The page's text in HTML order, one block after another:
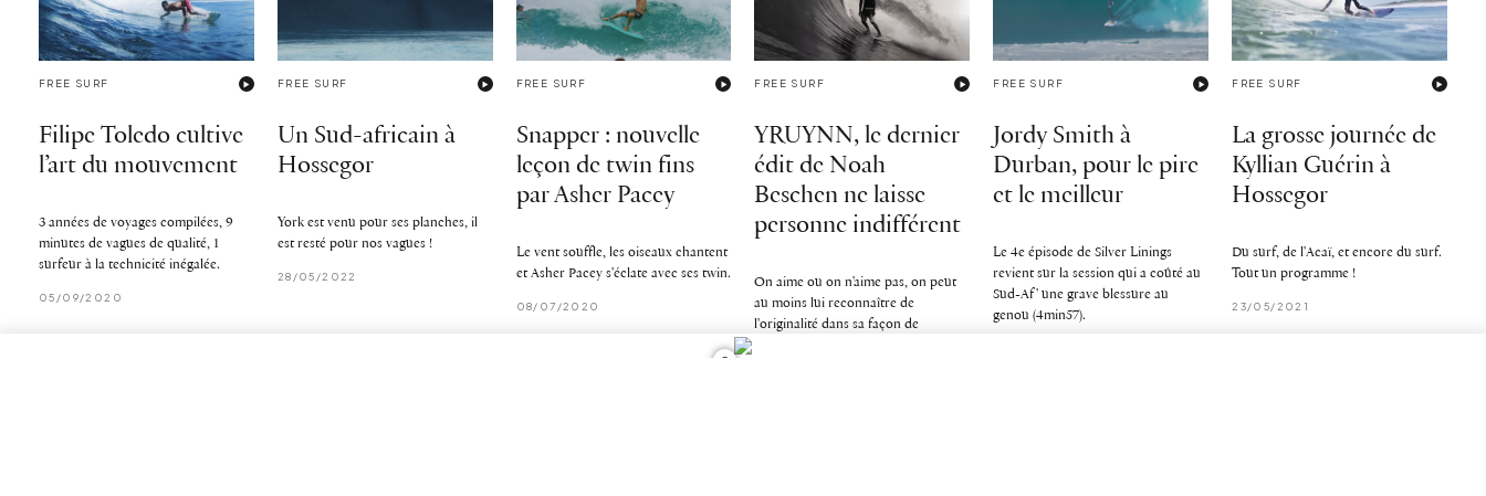
FREE SURF
Filipe Toledo cultive
l’art du mouvement
3 années de voyages compilées, 9
minutes de vagues de qualité, 1
surfeur à la technicité inégalée.
05/09/2020
FREE SURF
Un Sud-africain à
Hossegor
York est venu pour ses planches, il
est resté pour nos vagues !
28/05/2022
FREE SURF
Snapper : nouvelle
leçon de twin fins
par Asher Pacey
Le vent souffle, les oiseaux chantent
et Asher Pacey s'éclate avec ses twin.
08/07/2020
FREE SURF
YRUYNN, le dernier
édit de Noah
Beschen ne laisse
personne indifférent
On aime ou on n'aime pas, on peut
au moins lui reconnaître de
l'originalité dans sa façon de
FREE SURF
Jordy Smith à
Durban, pour le pire
et le meilleur
Le 4e épisode de Silver Linings
revient sur la session qui a coûté au
Sud-Af' une grave blessure au
genou (4min57).
FREE SURF
La grosse journée de
Kyllian Guérin à
Hossegor
Du surf, de l'Acaï, et encore du surf.
Tout un programme !
23/05/2021
2